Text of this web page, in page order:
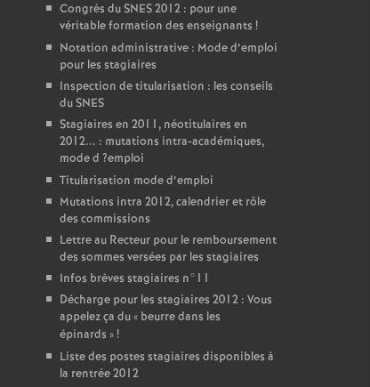
Congrès duSNES2012 : pour une
véritable formation des enseignants !
Notation administrative : Mode d’emploi
pour les stagiaires
Inspection de titularisation : les conseils
duSNES
Stagiaires en 2011, néotitulaires en
2012... : mutations intra-académiques,
mode d ?emploi
Titularisation mode d’emploi
Mutations intra 2012, calendrier et rôle
des commissions
Lettre au Recteur pour le remboursement
des sommes versées par les stagiaires
Infos brèves stagiaires n°11
Décharge pour les stagiaires 2012 : Vous
appelez ça du « beurre dans les
épinards »!
Liste des postes stagiaires disponibles à
la rentrée 2012